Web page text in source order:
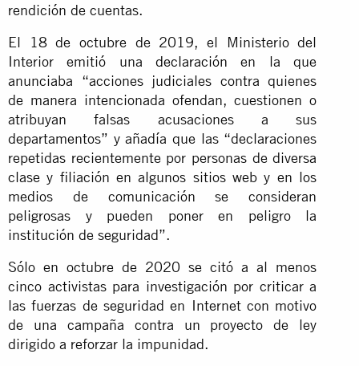
rendición de cuentas.
El 18 de octubre de 2019, el Ministerio del
Interior emitió unadeclaración en la que
anunciaba “acciones judiciales contra quienes
de manera intencionada ofendan, cuestionen o
atribuyan falsas acusaciones a sus
departamentos” y añadía que las “declaraciones
repetidas recientemente por personas de diversa
clase y filiación en algunos sitios web y en los
medios de comunicación se consideran
peligrosas y pueden poner en peligro la
institución de seguridad”.
Sólo en octubre de 2020 se citó a al menos
cinco activistas para investigación por criticar a
las fuerzas de seguridad en Internet con motivo
de una campaña contra un proyecto de ley
dirigido a reforzar la impunidad.